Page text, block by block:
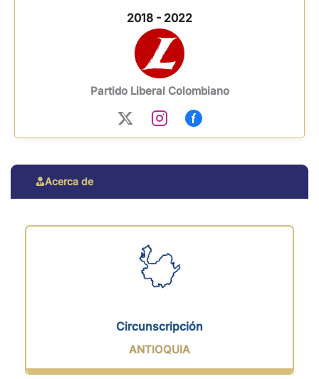
2018 - 2022
Partido Liberal Colombiano
Acerca de
Circunscripción
ANTIOQUIA